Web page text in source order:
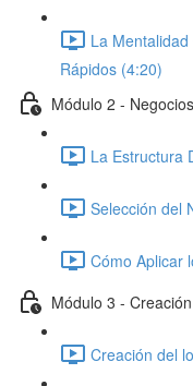
La
Rápidos (4:20)
Módulo 2 -
La Estructura
Selección del
Cómo Aplicar
Módulo 3 -
Creación del